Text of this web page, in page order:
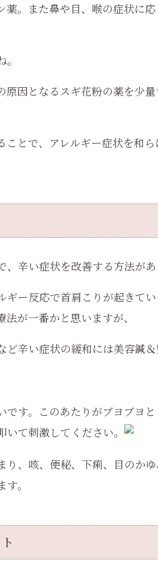
薬。また鼻や目、喉の症状に
原因となるスギ花粉の薬を少
とで、アレルギー症状を和
辛い症状を改善する方法があ
ー反応で首肩こりが起きて
が一番かと思いますが、
辛い症状の緩和には美容鍼＆
です。このあたりがブヨブヨ
て刺激してください。
り、咳、便秘、下痢、目のか
。